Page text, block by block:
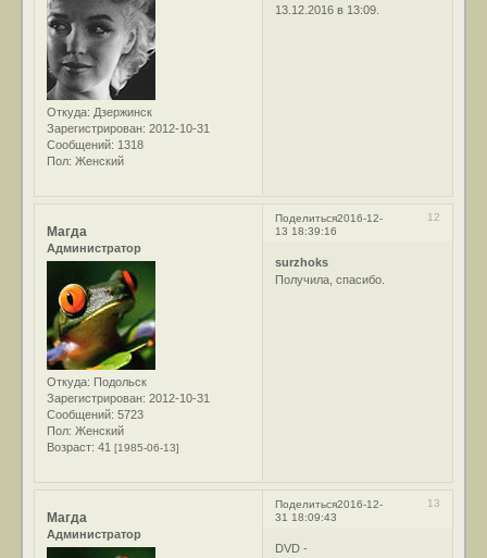
Откуда: Дзержинск
Зарегистрирован: 2012-10-31
Сообщений: 1318
Пол: Женский
13.12.2016 в 13:09.
Поделиться 12
2016-12-
13 18:39:16
Магда
Администратор
Откуда: Подольск
Зарегистрирован: 2012-10-31
Сообщений: 5723
Пол: Женский
Возраст: 41[1985-06-13]
surzhoks
Получила, спасибо.
Поделиться 13
2016-12-
31 18:09:43
Магда
Администратор
DVD -